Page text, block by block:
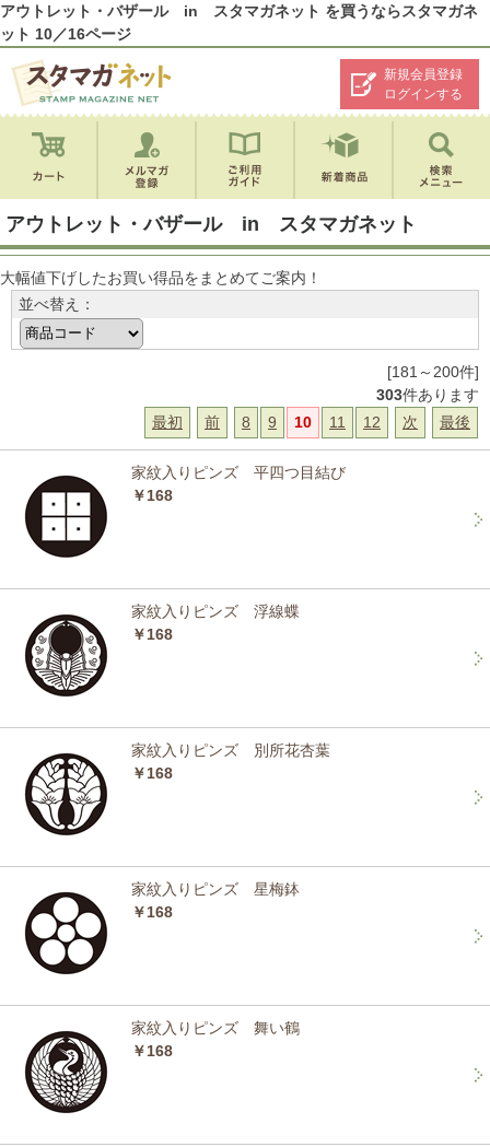
アウトレット・バザール in スタマガネット を買うならスタマガネ
ット 10／16ページ
新規会員登録
ログインする
アウトレット・バザール in スタマガネット
大幅値下げしたお買い得品をまとめてご案内！
並べ替え：
[181～200件]
303件あります
最初
前 8 9 10 11 12 次 最後
家紋入りピンズ 平四つ目結び
￥168
家紋入りピンズ 浮線蝶
￥168
家紋入りピンズ 別所花杏葉
￥168
家紋入りピンズ 星梅鉢
￥168
家紋入りピンズ 舞い鶴
￥168